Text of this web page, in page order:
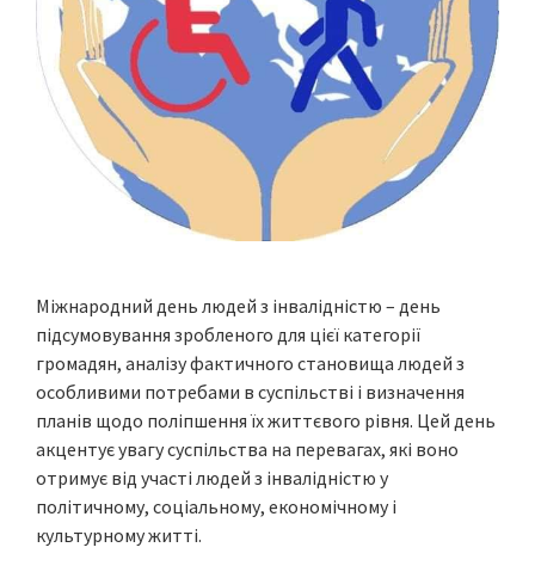
Міжнародний день людей з інвалідністю – день
підсумовування зробленого для цієї категорії
громадян, аналізу фактичного становища людей з
особливими потребами в суспільстві і визначення
планів щодо поліпшення їх життєвого рівня. Цей день
акцентує увагу суспільства на перевагах, які воно
отримує від участі людей з інвалідністю у
політичному, соціальному, економічному і
культурному житті.